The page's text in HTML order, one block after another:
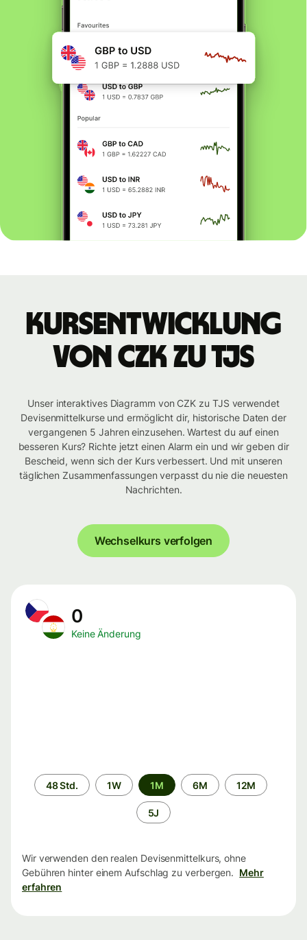
Kursentwicklung
von CZK zu TJS
Unser interaktives Diagramm von CZK zu TJS verwendet
Devisenmittelkurse und ermöglicht dir, historische Daten der
vergangenen 5 Jahren einzusehen. Wartest du auf einen
besseren Kurs? Richte jetzt einen Alarm ein und wir geben dir
Bescheid, wenn sich der Kurs verbessert. Und mit unseren
täglichen Zusammenfassungen verpasst du nie die neuesten
Nachrichten.
Wechselkurs verfolgen
0
Keine Änderung
Zeitraum
48 Std. 1W 1M 6M 12M
5J
Wir verwenden den realen Devisenmittelkurs, ohne
Gebühren hinter einem Aufschlag zu verbergen. Mehr
erfahren